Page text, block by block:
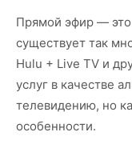
Прямой эфир —
существует так
Hulu + Live TV и
услуг в качестве
телевидению, но
особенности.